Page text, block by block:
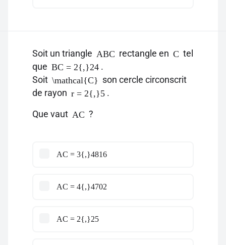
Soit un triangle ABC rectangle en C tel
que BC = 2{,}24 .
Soit \mathcal{C} son cercle circonscrit
de rayon r = 2{,}5 .
Que vaut AC ?
AC = 3{,}4816
AC = 4{,}4702
AC = 2{,}25